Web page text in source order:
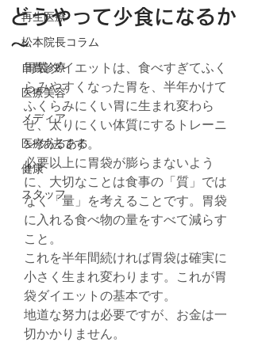
再生医療
松本院長コラム
自費診療
医療美容
メディア
医療あるある
健康
スタッフ
どうやって少食になるか
～
胃袋ダイエットは、食べすぎてふく
らみやすくなった胃を、半年かけて
ふくらみにくい胃に生まれ変わら
せ、太りにくい体質にするトレーニ
ング法です。
必要以上に胃袋が膨らまないよう
に、大切なことは食事の「質」では
なく「量」を考えることです。胃袋
に入れる食べ物の量をすべて減らす
こと。
これを半年間続ければ胃袋は確実に
小さく生まれ変わります。これが胃
袋ダイエットの基本です。
地道な努力は必要ですが、お金は一
切かかりません。